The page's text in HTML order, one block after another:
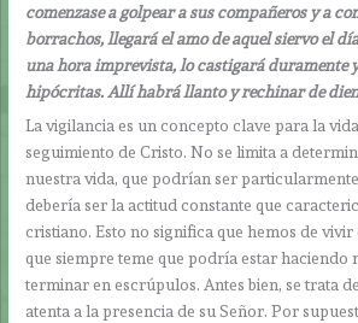
comenzase a golpear a sus compañeros y a
borrachos, llegará el amo de aquel siervo el
una hora imprevista, lo castigará duramente
hipócritas. Allí habrá llanto y rechinar de
La vigilancia es un concepto clave para la
seguimiento de Cristo. No se limita a
nuestra vida, que podrían ser
debería ser la actitud constante que
cristiano. Esto no significa que hemos de
que siempre teme que podría estar haciendo
terminar en escrúpulos. Antes bien, se trata
atenta a la presencia de su Señor. Por